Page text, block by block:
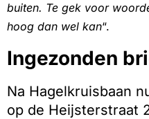
buiten. Te gek voor
hoog dan wel kan“.
Ingezonden
Na Hagelkruisbaan
op de Heijsterstraat